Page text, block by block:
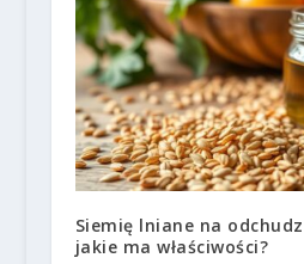
Siemię lniane na
jakie ma właściwości?